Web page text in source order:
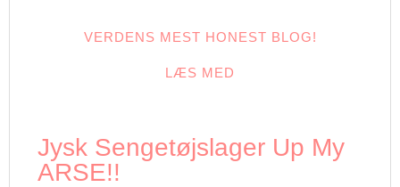
VERDENS MEST HONEST BLOG!
LÆS MED
Jysk Sengetøjslager Up My
ARSE!!